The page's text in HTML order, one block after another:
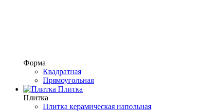
Форма
Квадратная
Прямоугольная
Плитка
Плитка
Плитка керамическая напольная